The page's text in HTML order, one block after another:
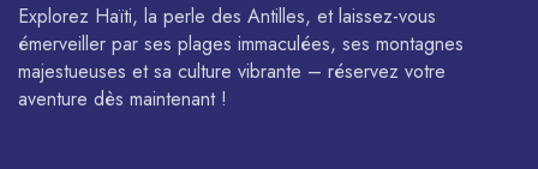
Explorez Haïti, la perle des Antilles, et laissez-vous
émerveiller par ses plages immaculées, ses montagnes
majestueuses et sa culture vibrante – réservez votre
aventure dès maintenant !